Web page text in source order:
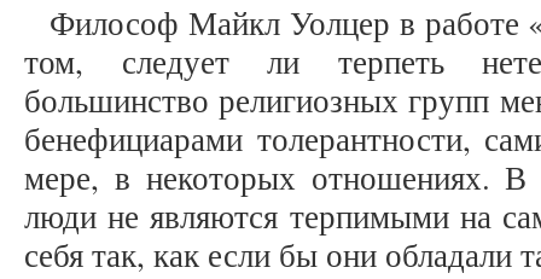
Философ Майкл Уолцер в работе
том, следует ли терпеть
большинство религиозных групп
бенефициарами толерантности,
мере, в некоторых отношениях. В
люди не являются терпимыми на
себя так, как если бы они обладали